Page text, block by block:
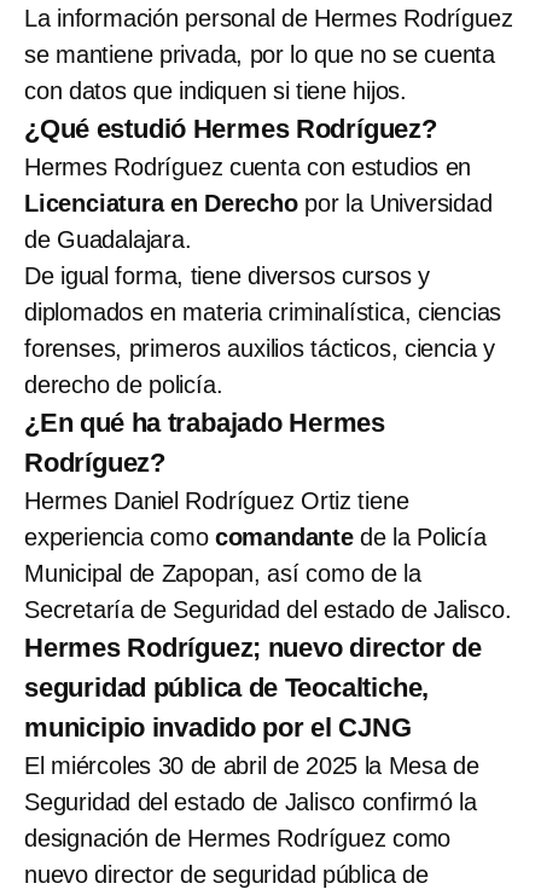
La información personal de Hermes Rodríguez
se mantiene privada, por lo que no se cuenta
con datos que indiquen si tiene hijos.
¿Qué estudió Hermes Rodríguez?
Hermes Rodríguez cuenta con estudios en
Licenciatura en Derechopor la Universidad
de Guadalajara.
De igual forma, tiene diversos cursos y
diplomados en materia criminalística, ciencias
forenses, primeros auxilios tácticos, ciencia y
derecho de policía.
¿En qué ha trabajado Hermes
Rodríguez?
Hermes Daniel Rodríguez Ortiz tiene
experiencia como comandantede la Policía
Municipal de Zapopan, así como de la
Secretaría de Seguridad del estado de Jalisco.
Hermes Rodríguez; nuevo director de
seguridad pública de Teocaltiche,
municipio invadido por el CJNG
El miércoles 30 de abril de 2025 la Mesa de
Seguridad del estado de Jalisco confirmó la
designación de Hermes Rodríguez como
nuevo director de seguridad pública de